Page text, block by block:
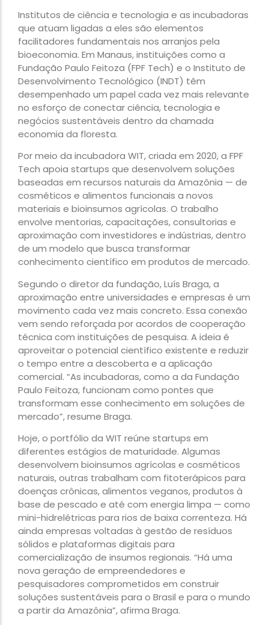
Institutos de ciência e tecnologia e as incubadoras
que atuam ligadas a eles são elementos
facilitadores fundamentais nos arranjos pela
bioeconomia. Em Manaus, instituições como a
Fundação Paulo Feitoza (FPF Tech) e o Instituto de
Desenvolvimento Tecnológico (INDT) têm
desempenhado um papel cada vez mais relevante
no esforço de conectar ciência, tecnologia e
negócios sustentáveis dentro da chamada
economia da floresta.
Por meio da incubadora WIT, criada em 2020, a FPF
Tech apoia startups que desenvolvem soluções
baseadas em recursos naturais da Amazônia — de
cosméticos e alimentos funcionais a novos
materiais e bioinsumos agrícolas. O trabalho
envolve mentorias, capacitações, consultorias e
aproximação com investidores e indústrias, dentro
de um modelo que busca transformar
conhecimento científico em produtos de mercado.
Segundo o diretor da fundação, Luís Braga, a
aproximação entre universidades e empresas é um
movimento cada vez mais concreto. Essa conexão
vem sendo reforçada por acordos de cooperação
técnica com instituições de pesquisa. A ideia é
aproveitar o potencial científico existente e reduzir
o tempo entre a descoberta e a aplicação
comercial. “As incubadoras, como a da Fundação
Paulo Feitoza, funcionam como pontes que
transformam esse conhecimento em soluções de
mercado”, resume Braga.
Hoje, o portfólio da WIT reúne startups em
diferentes estágios de maturidade. Algumas
desenvolvem bioinsumos agrícolas e cosméticos
naturais, outras trabalham com fitoterápicos para
doenças crônicas, alimentos veganos, produtos à
base de pescado e até com energia limpa — como
mini-hidrelétricas para rios de baixa correnteza. Há
ainda empresas voltadas à gestão de resíduos
sólidos e plataformas digitais para
comercialização de insumos regionais. “Há uma
nova geração de empreendedores e
pesquisadores comprometidos em construir
soluções sustentáveis para o Brasil e para o mundo
a partir da Amazônia”, afirma Braga.